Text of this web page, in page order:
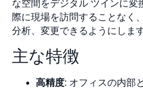
な空間をデジタル ツインに変
際に現場を訪問することなく
分析、変更できるようにします
主な特徴
高精度: オフィスの内部